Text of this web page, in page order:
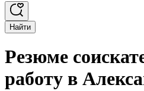
Найти
Резюме
работу в